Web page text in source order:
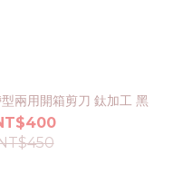
兩用開箱剪刀 鈦加工 黑